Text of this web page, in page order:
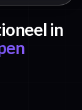
in